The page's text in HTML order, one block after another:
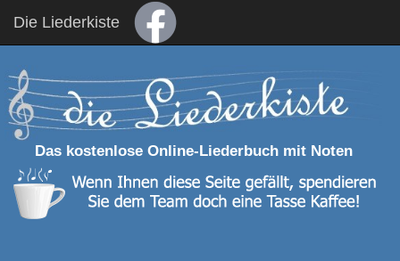
Die Liederkiste
Das kostenlose Online-Liederbuch mit Noten